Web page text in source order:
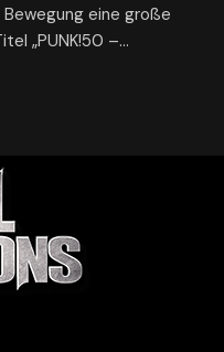
eine große
„PUNK!50 –…